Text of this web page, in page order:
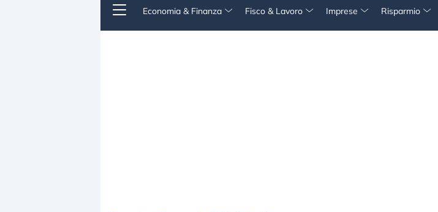
Economia & Finanza Fisco & Lavoro Imprese Risparmio